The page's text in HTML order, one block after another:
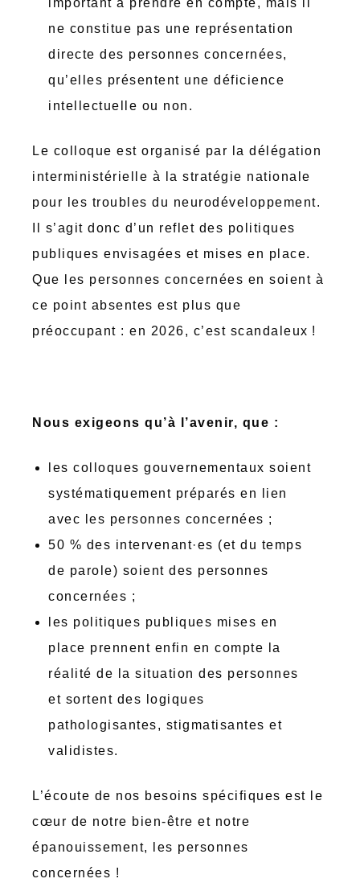
ne constitue pas une représentation
directe des personnes concernées,
qu’elles présentent une déficience
intellectuelle ou non.
Le colloque est organisé par la délégation
interministérielle à la stratégie nationale
pour les troubles du neurodéveloppement.
Il s’agit donc d’un reflet des politiques
publiques envisagées et mises en place.
Que les personnes concernées en soient à
ce point absentes est plus que
préoccupant : en 2026, c’est scandaleux !
Nous exigeons qu’à l’avenir, que :
les colloques gouvernementaux soient
systématiquement préparés en lien
avec les personnes concernées ;
50 % des intervenant·es (et du temps
de parole) soient des personnes
concernées ;
les politiques publiques mises en
place prennent enfin en compte la
réalité de la situation des personnes
et sortent des logiques
pathologisantes, stigmatisantes et
validistes.
L’écoute de nos besoins spécifiques est le
cœur de notre bien-être et notre
épanouissement, les personnes
concernées !